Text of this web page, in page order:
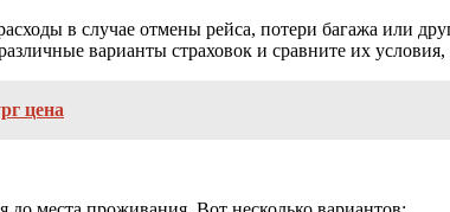
в случае отмены рейса, потери багажа или
варианты страховок и сравните их
цена